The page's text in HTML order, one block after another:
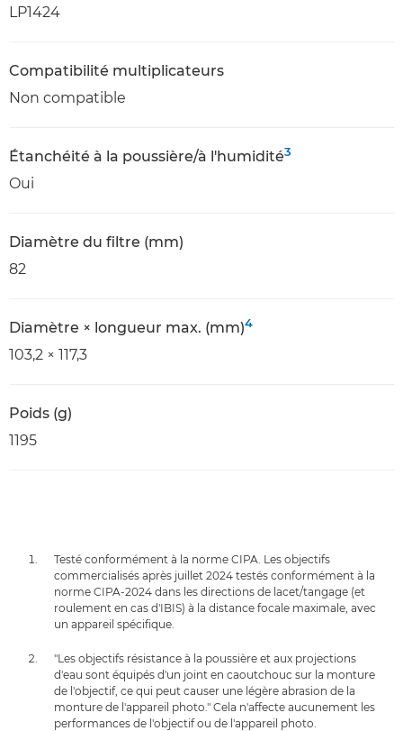
LP1424
Compatibilité multiplicateurs
Non compatible
Étanchéité à la poussière/à l'humidité3
Oui
Diamètre du filtre (mm)
82
Diamètre × longueur max. (mm)4
103,2 × 117,3
Poids (g)
1195
Testé conformément à la norme CIPA. Les objectifs
commercialisés après juillet 2024 testés conformément à la
norme CIPA-2024 dans les directions de lacet/tangage (et
roulement en cas d'IBIS) à la distance focale maximale, avec
un appareil spécifique.
"Les objectifs résistance à la poussière et aux projections
d'eau sont équipés d'un joint en caoutchouc sur la monture
de l'objectif, ce qui peut causer une légère abrasion de la
monture de l'appareil photo." Cela n'affecte aucunement les
performances de l'objectif ou de l'appareil photo.